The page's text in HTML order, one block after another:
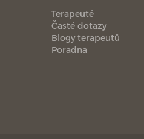
Terapeuté
Časté dotazy
Blogy terapeutů
Poradna